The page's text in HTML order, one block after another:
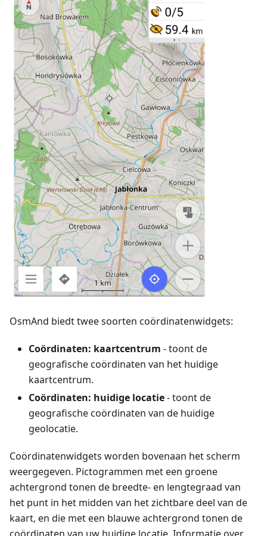
OsmAnd biedt twee soorten coördinatenwidgets:
Coördinaten: kaartcentrum - toont de
geografische coördinaten van het huidige
kaartcentrum.
Coördinaten: huidige locatie- toont de
geografische coördinaten van de huidige
geolocatie.
Coördinatenwidgets worden bovenaan het scherm
weergegeven. Pictogrammen met een groene
achtergrond tonen de breedte- en lengtegraad van
het punt in het midden van het zichtbare deel van de
kaart, en die met een blauwe achtergrond tonen de